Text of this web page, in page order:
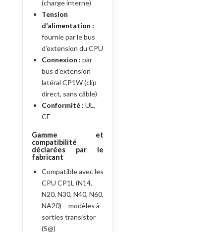
(charge interne)
Tension
d’alimentation :
fournie par le bus
d’extension du CPU
Connexion : par
bus d’extension
latéral CP1W (clip
direct, sans câble)
Conformité : UL,
CE
Gamme et
compatibilité
déclarées par le
fabricant
Compatible avec les
CPU CP1L (N14,
N20, N30, N40, N60,
NA20) – modèles à
sorties transistor
(S@)